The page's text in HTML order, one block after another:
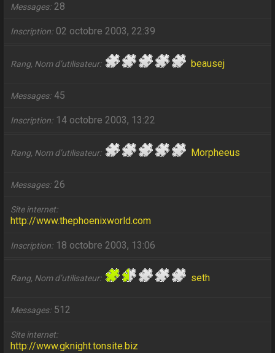
Messages 28
Inscription 02 octobre 2003, 22:39
Rang, Nom d’utilisateur beausej
Messages 45
Inscription 14 octobre 2003, 13:22
Rang, Nom d’utilisateur Morpheeus
Messages 26
Site internet
http://www.thephoenixworld.com
Inscription 18 octobre 2003, 13:06
Rang, Nom d’utilisateur seth
Messages 512
Site internet
http://www.gknight.tonsite.biz